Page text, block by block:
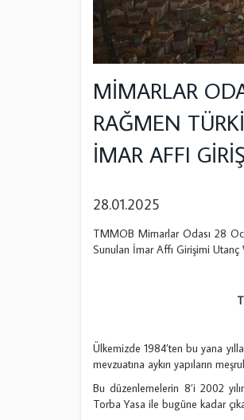
MİMARLAR
RAĞMEN
İMAR AFFI
28.01.2025
TMMOB Mimarlar Odası 28
Sunulan İmar Affı Girişimi Utanç
Ülkemizde 1984’ten bu yana
mevzuatına aykırı yapıların
Bu düzenlemelerin 8’i 2002
Torba Yasa ile bugüne kadar